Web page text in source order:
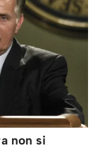
non si